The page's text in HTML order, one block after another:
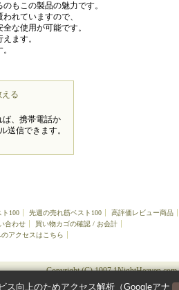
もこの製品の魅力です。
れていますので、
な使用が可能です。
ます。
る
ば、携帯電話か
送信できます。
100 先週の売れ筋ベスト100
高評価レビュー商品
合わせ
買い物カゴの確認 / お会計
アクセスはこちら
Copyright (C) 1997 1NightHeaven.com
ス向上のためアクセス解析（Googleアナ